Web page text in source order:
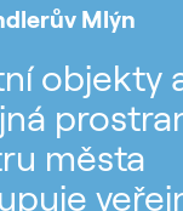
Mlýn
objekty
města